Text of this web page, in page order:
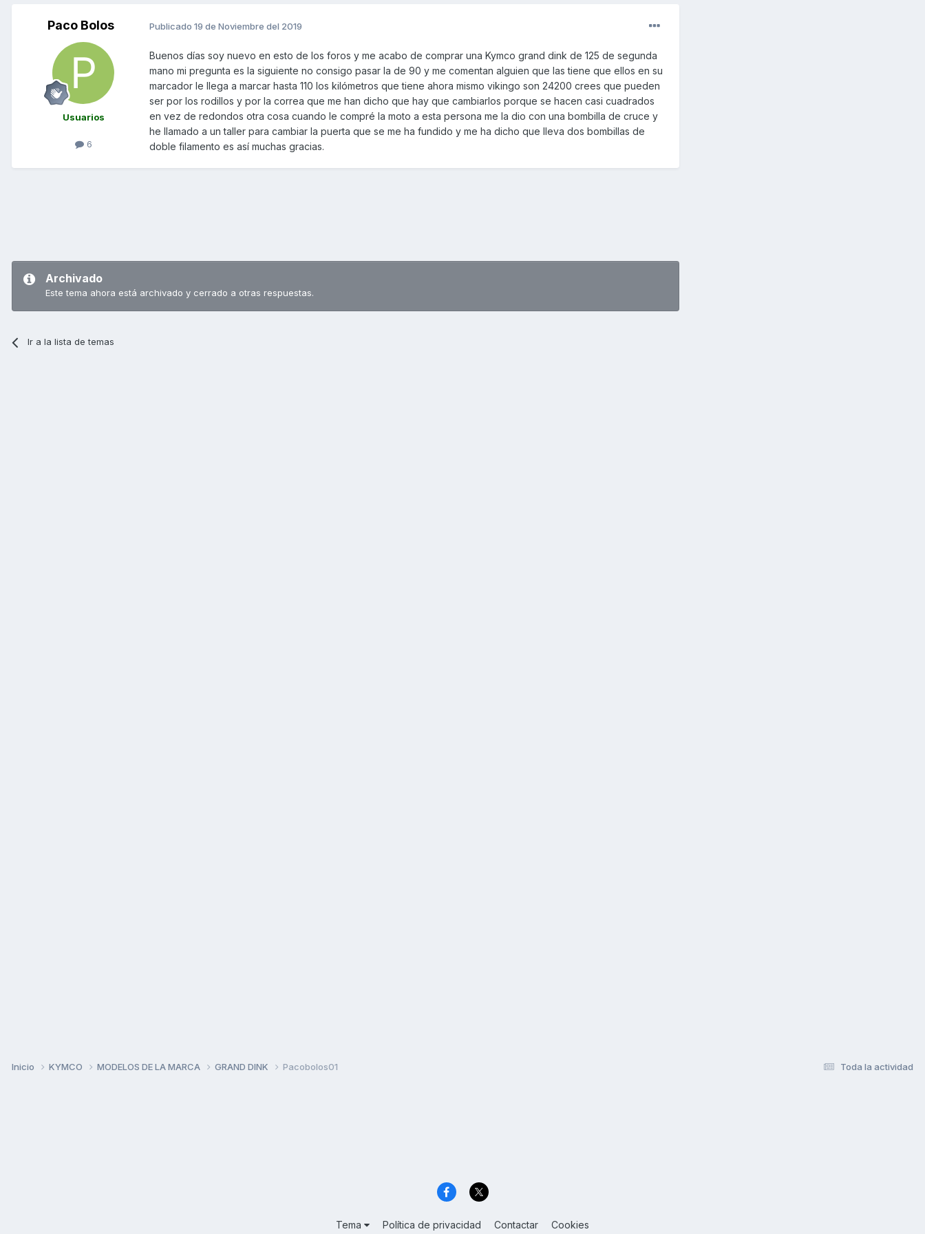
Paco Bolos
Usuarios
6
Publicado 19 de Noviembre del 2019
Buenos días soy nuevo en esto de los foros y me acabo de comprar una Kymco grand dink de 125 de segunda
mano mi pregunta es la siguiente no consigo pasar la de 90 y me comentan alguien que las tiene que ellos en su
marcador le llega a marcar hasta 110 los kilómetros que tiene ahora mismo vikingo son 24200 crees que pueden
ser por los rodillos y por la correa que me han dicho que hay que cambiarlos porque se hacen casi cuadrados
en vez de redondos otra cosa cuando le compré la moto a esta persona me la dio con una bombilla de cruce y
he llamado a un taller para cambiar la puerta que se me ha fundido y me ha dicho que lleva dos bombillas de
doble filamento es así muchas gracias.
Archivado
Este tema ahora está archivado y cerrado a otras respuestas.
Ir a la lista de temas
Toda la actividad
Inicio KYMCO MODELOS DE LA MARCA GRAND DINK Pacobolos01
Tema Política de privacidad Contactar Cookies